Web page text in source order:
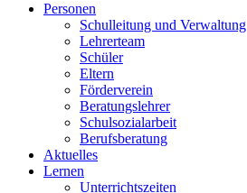
Personen
Schulleitung und Verwaltung
Lehrerteam
Schüler
Eltern
Förderverein
Beratungslehrer
Schulsozialarbeit
Berufsberatung
Aktuelles
Lernen
Unterrichtszeiten